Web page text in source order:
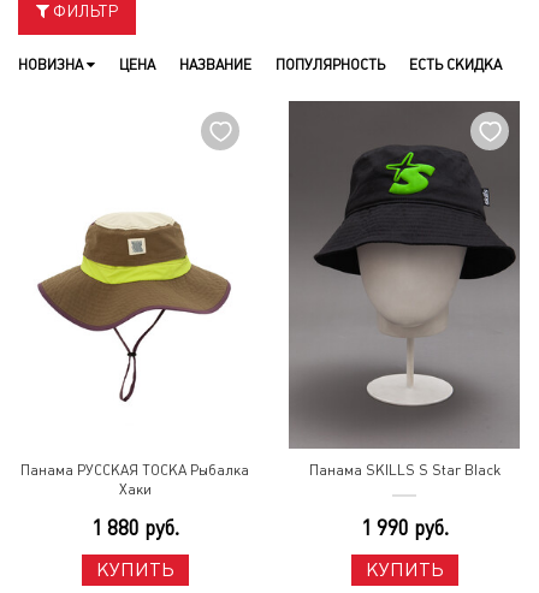
ФИЛЬТР
НОВИЗНА ЦЕНА НАЗВАНИЕ ПОПУЛЯРНОСТЬ ЕСТЬ СКИДКА
Панама РУССКАЯ ТОСКА Рыбалка
Хаки
1 880 руб.
КУПИТЬ
Панама SKILLS S Star Black
1 990 руб.
КУПИТЬ